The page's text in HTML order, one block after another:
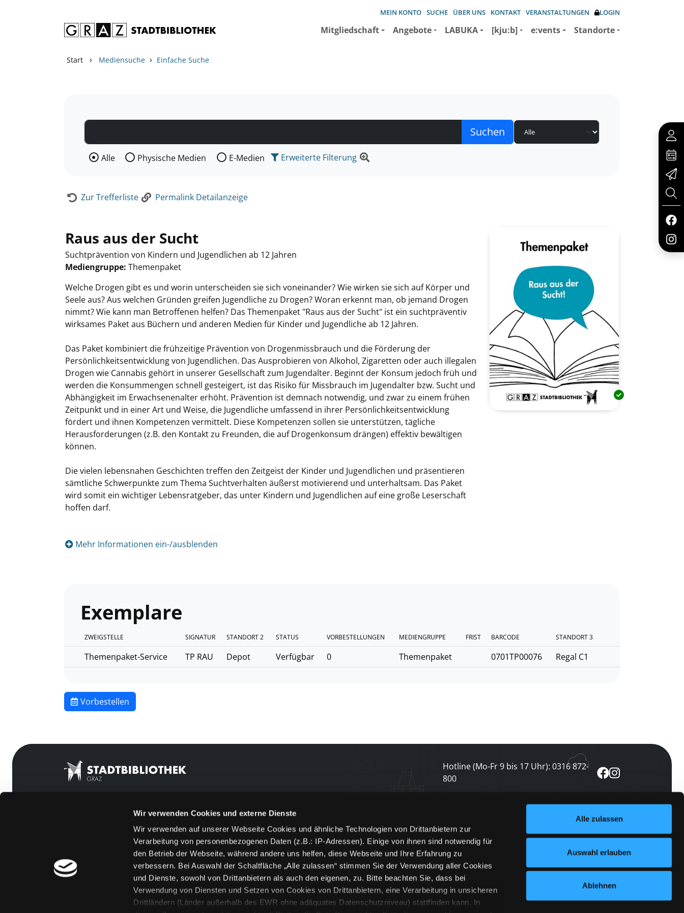
Wir verwenden Cookies und externe Dienste
Wir verwenden auf unserer Webseite Cookies und ähnliche Technologien von Drittanbietern zur
Verarbeitung von personenbezogenen Daten (z.B.: IP-Adressen). Einige von ihnen sind notwendig für
den Betrieb der Webseite, während andere uns helfen, diese Webseite und Ihre Erfahrung zu
verbessern. Bei Auswahl der Schaltfläche „Alle zulassen“ stimmen Sie der Verwendung aller Cookies
und Dienste, sowohl von Drittanbietern als auch den eigenen, zu. Bitte beachten Sie, dass bei
Verwendung von Diensten und Setzen von Cookies von Drittanbietern, eine Verarbeitung in unsicheren
Drittländern (Länder außerhalb des EWR ohne adäquates Datenschutzniveau) stattfinden kann. In
Alle zulassen
Auswahl erlauben
Ablehnen
MEIN KONTO SUCHE ÜBER UNS KONTAKT VERANSTALTUNGEN LOGIN
Mitgliedschaft Angebote LABUKA [kju:b] e:vents Standorte
Start › Mediensuche › Einfache Suche
Wählen Sie die Medienart nach der Sie suchen wollen.
Alle Physische Medien E-Medien Erweiterte Filterung
Zur Trefferliste Permalink Detailanzeige
Raus aus der Sucht
Suchtprävention von Kindern und Jugendlichen ab 12 Jahren
Mediengruppe: Themenpaket
Welche Drogen gibt es und worin unterscheiden sie sich voneinander? Wie wirken sie sich auf Körper und
Seele aus? Aus welchen Gründen greifen Jugendliche zu Drogen? Woran erkennt man, ob jemand Drogen
nimmt? Wie kann man Betroffenen helfen? Das Themenpaket "Raus aus der Sucht" ist ein suchtpräventiv
wirksames Paket aus Büchern und anderen Medien für Kinder und Jugendliche ab 12 Jahren.
Das Paket kombiniert die frühzeitige Prävention von Drogenmissbrauch und die Förderung der
Persönlichkeitsentwicklung von Jugendlichen. Das Ausprobieren von Alkohol, Zigaretten oder auch illegalen
Drogen wie Cannabis gehört in unserer Gesellschaft zum Jugendalter. Beginnt der Konsum jedoch früh und
werden die Konsummengen schnell gesteigert, ist das Risiko für Missbrauch im Jugendalter bzw. Sucht und
Abhängigkeit im Erwachsenenalter erhöht. Prävention ist demnach notwendig, und zwar zu einem frühen
Zeitpunkt und in einer Art und Weise, die Jugendliche umfassend in ihrer Persönlichkeitsentwicklung
fördert und ihnen Kompetenzen vermittelt. Diese Kompetenzen sollen sie unterstützen, tägliche
Herausforderungen (z.B. den Kontakt zu Freunden, die auf Drogenkonsum drängen) effektiv bewältigen
können.
Die vielen lebensnahen Geschichten treffen den Zeitgeist der Kinder und Jugendlichen und präsentieren
sämtliche Schwerpunkte zum Thema Suchtverhalten äußerst motivierend und unterhaltsam. Das Paket
wird somit ein wichtiger Lebensratgeber, das unter Kindern und Jugendlichen auf eine große Leserschaft
hoffen darf.
Mehr Informationen ein-/ausblenden
Exemplare
ZWEIGSTELLE SIGNATUR STANDORT 2 STATUS VORBESTELLUNGEN MEDIENGRUPPE FRIST BARCODE STANDORT 3
Themenpaket-Service TP RAU Depot Verfügbar 0 Themenpaket 0701TP00076 Regal C1
Vorbestellen
Hotline (Mo-Fr 9 bis 17 Uhr): 0316 872-
800
[kju:b]
Feedback
Kontakt
Über uns
Jobs
Medienwunsch
FAQs
Newsletter abonnieren
und keine Veranstaltung verpassen
jetzt abonnieren